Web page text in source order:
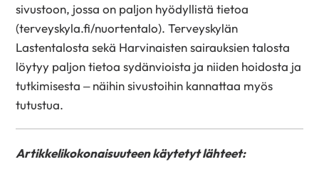
sivustoon, jossa on paljon hyödyllistä tietoa
(terveyskyla.fi/nuortentalo). Terveyskylän
Lastentalosta sekä Harvinaisten sairauksien talosta
löytyy paljon tietoa sydänvioista ja niiden hoidosta ja
tutkimisesta – näihin sivustoihin kannattaa myös
tutustua.
Artikkelikokonaisuuteen käytetyt lähteet: